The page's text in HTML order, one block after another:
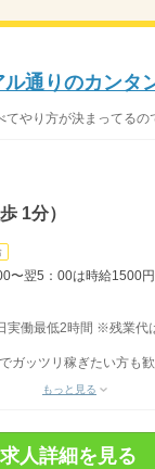
通りのカンタ
やり方が決まってる
1分）
〜翌5：00は時給1500
働最低2時間 ※残業代
ガッツリ稼ぎたい方も
もっと見る
求人詳細を見る